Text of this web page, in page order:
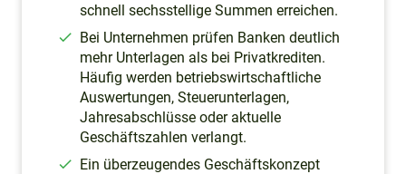
schnell sechsstellige Summen erreichen.
Bei Unternehmen prüfen Banken deutlich
mehr Unterlagen als bei Privatkrediten.
Häufig werden betriebswirtschaftliche
Auswertungen, Steuerunterlagen,
Jahresabschlüsse oder aktuelle
Geschäftszahlen verlangt.
Ein überzeugendes Geschäftskonzept